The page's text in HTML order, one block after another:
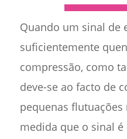
Quando um sinal de
suficientemente
compressão, como
deve-se ao facto de
pequenas
medida que o sinal